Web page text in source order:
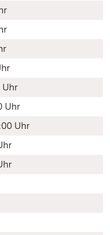
Uhr
Uhr
Uhr